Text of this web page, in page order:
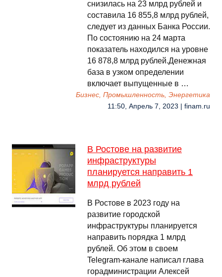
снизилась на 23 млрд рублей и
составила 16 855,8 млрд рублей,
следует из данных Банка России.
По состоянию на 24 марта
показатель находился на уровне
16 878,8 млрд рублей.Денежная
база в узком определении
включает выпущенные в …
Бизнес, Промышленность, Энергетика
11:50, Апрель 7, 2023 | finam.ru
В Ростове на развитие
инфраструктуры
планируется направить 1
млрд рублей
В Ростове в 2023 году на
развитие городской
инфраструктуры планируется
направить порядка 1 млрд
рублей. Об этом в своем
Telegram-канале написал глава
горадминистрации Алексей